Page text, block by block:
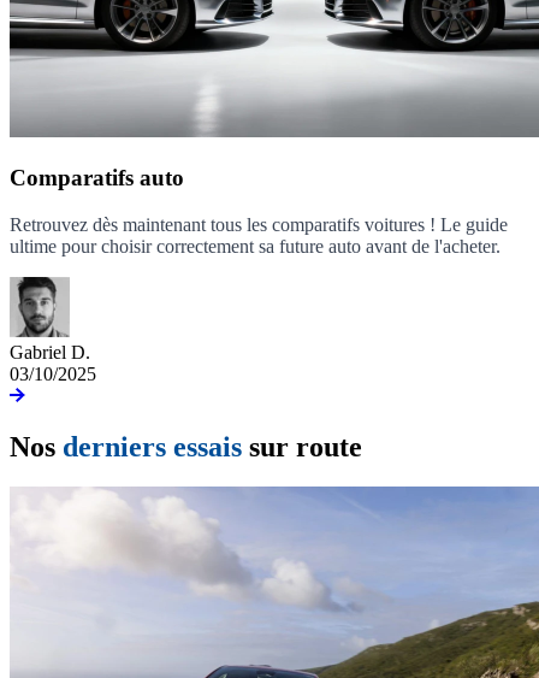
Comparatifs auto
Retrouvez dès maintenant tous les comparatifs voitures ! Le guide
ultime pour choisir correctement sa future auto avant de l'acheter.
Gabriel D.
03/10/2025
Nos derniers essais sur route